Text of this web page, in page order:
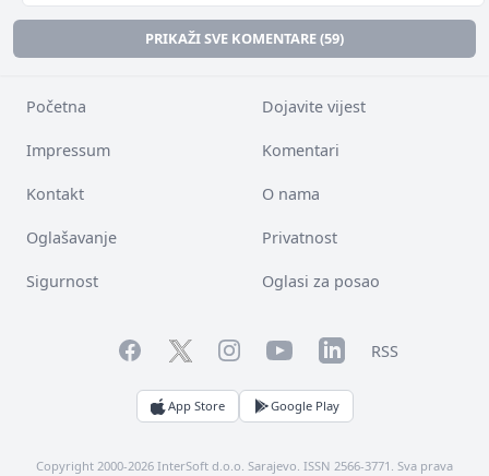
PRIKAŽI SVE KOMENTARE (59)
Početna Dojavite vijest
Impressum Komentari
Kontakt O nama
Oglašavanje Privatnost
Sigurnost Oglasi za posao
FacebookTwitterInstagramYouTubeLinkedInRSS
App Store Google Play
Copyright 2000-2026 InterSoft d.o.o. Sarajevo. ISSN 2566-3771. Sva prava